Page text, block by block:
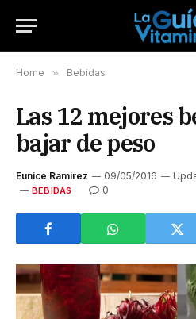
Home » Bebidas
Las 12 mejores
bajar de peso
Eunice Ramirez 09/05/2016
BEBIDAS 0